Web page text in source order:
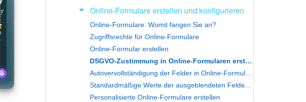
Online-Formulare erstellen und konfigurieren
Online-Formulare: Womit fangen Sie an?
Zugriffsrechte für Online-Formulare
Online-Formular erstellen
DSGVO-Zustimmung in Online-Formularen erstellen und bearbeiten
Personalisierte Online-Formulare erstellen